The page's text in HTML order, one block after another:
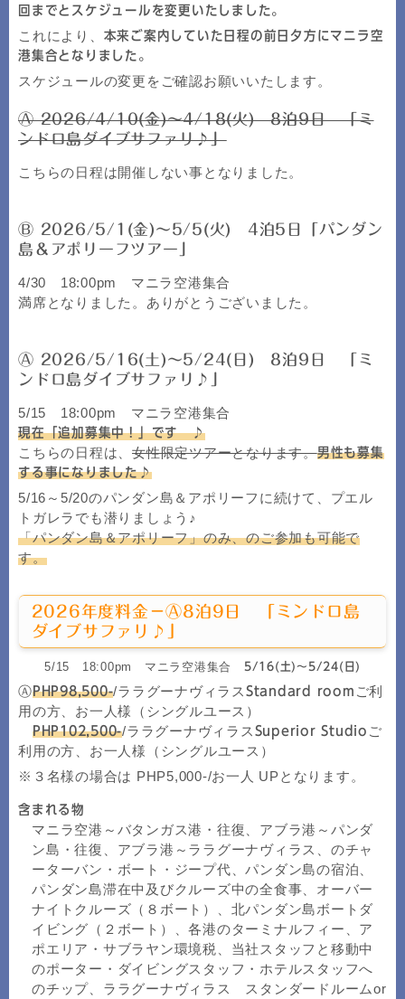
回までとスケジュールを変更いたしました。
これにより、 本来ご案内していた日程の前日夕方にマニラ空
港集合となりました。
スケジュールの変更をご確認お願いいたします。
Ⓐ 2026/4/10(金)～4/18(火) 8泊9日 「ミ
ンドロ島ダイブサファリ♪」
こちらの日程は開催しない事となりました。
Ⓑ 2026/5/1(金)～5/5(火) 4泊5日「パンダン
島＆アポリーフツアー」
4/30 18:00pm マニラ空港集合
満席となりました。ありがとうございました。
Ⓐ 2026/5/16(土)～5/24(日) 8泊9日 「ミ
ンドロ島ダイブサファリ♪」
5/15 18:00pm マニラ空港集合
現在「追加募集中！」です ♪
こちらの日程は、 女性限定ツアーとなります。男性も募集
する事になりました♪
5/16～5/20のパンダン島＆アポリーフに続けて、プエル
トガレラでも潜りましょう♪
「パンダン島＆アポリーフ」のみ、のご参加も可能で
す。
2026年度料金－Ⓐ8泊9日 「ミンドロ島
ダイブサファリ♪」
5/15 18:00pm マニラ空港集合 5/16(土)～5/24(日)
ⒶPHP98,500-/ララグーナヴィラス Standard room ご利
用の方、お一人様（シングルユース）
PHP102,500-/ララグーナヴィラス Superior Studio ご
利用の方、お一人様（シングルユース）
※３名様の場合は PHP5,000-/お一人 UPとなります。
含まれる物
マニラ空港～バタンガス港・往復、アブラ港～パンダ
ン島・往復、アブラ港～ララグーナヴィラス、のチャ
ーターバン・ボート・ジープ代、パンダン島の宿泊、
パンダン島滞在中及びクルーズ中の全食事、オーバー
ナイトクルーズ（８ボート）、北パンダン島ボートダ
イビング（２ボート）、各港のターミナルフィー、ア
ポエリア・サブラヤン環境税、当社スタッフと移動中
のポーター・ダイビングスタッフ・ホテルスタッフへ
のチップ、ララグーナヴィラス スタンダードルームor